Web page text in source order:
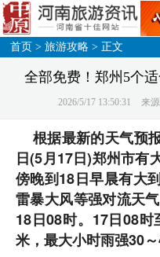
首页 >旅游攻略 > 正文
全部免费！郑州5个
2026/5/17 13:50:31 来
根据最新的天气预
日(5月17日)郑州市有
傍晚到18日早晨有大
雷暴大风等强对流天
18日08时。17日08
米，最大小时雨强30～